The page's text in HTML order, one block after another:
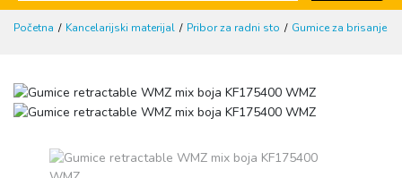
Početna Kancelarijski materijal Pribor za radni sto Gumice za brisanje